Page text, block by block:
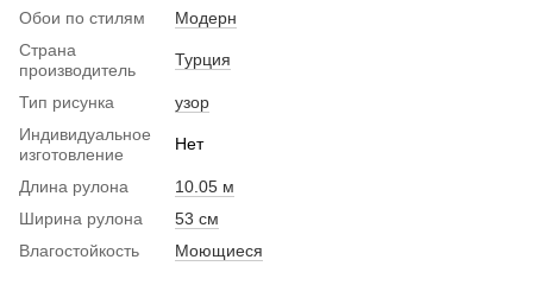
Обои по стилям
Модерн
Страна
производитель
Турция
Тип рисунка
узор
Индивидуальное
изготовление
Нет
Длина рулона
10.05 м
Ширина рулона
53 см
Влагостойкость
Моющиеся